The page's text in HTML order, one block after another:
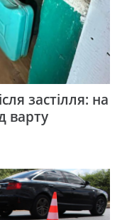
застілля: на
варту